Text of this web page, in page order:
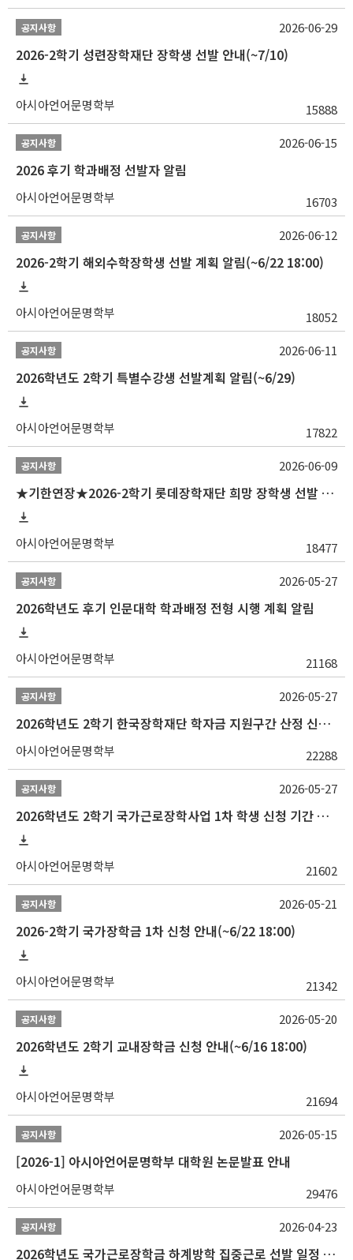
공지사항
2026-2학기 성련장학재단 장학생 선발 안내(~7/10)
아시아언어문명학부 15888
2026-06-29
공지사항
2026 후기 학과배정 선발자 알림
아시아언어문명학부 16703
2026-06-15
공지사항
2026-2학기 해외수학장학생 선발 계획 알림(~6/22 18:00)
아시아언어문명학부 18052
2026-06-12
공지사항
2026학년도 2학기 특별수강생 선발계획 알림(~6/29)
아시아언어문명학부 17822
2026-06-11
공지사항
★기한연장★2026-2학기 롯데장학재단 희망 장학생 선발 안내(~6/15
아시아언어문명학부 18477
2026-06-09
공지사항
2026학년도 후기 인문대학 학과배정 전형 시행 계획 알림
아시아언어문명학부 21168
2026-05-27
공지사항
2026학년도 2학기 한국장학재단 학자금 지원구간 산정 신청 안내
아시아언어문명학부 22288
2026-05-27
공지사항
2026학년도 2학기 국가근로장학사업 1차 학생 신청 기간 안내
아시아언어문명학부 21602
2026-05-27
공지사항
2026-2학기 국가장학금 1차 신청 안내(~6/22 18:00)
아시아언어문명학부 21342
2026-05-21
공지사항
2026학년도 2학기 교내장학금 신청 안내(~6/16 18:00)
아시아언어문명학부 21694
2026-05-20
공지사항
[2026-1] 아시아언어문명학부 대학원 논문발표 안내
아시아언어문명학부 29476
2026-05-15
공지사항
2026학년도 국가근로장학금 하계방학 집중근로 선발 일정 안내
2026-04-23